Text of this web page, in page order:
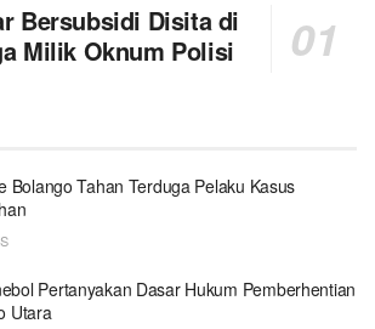
Bersubsidi Disita di
Milik Oknum Polisi
Bolango Tahan Terduga Pelaku Kasus
Pertanyakan Dasar Hukum Pemberhentian
Utara